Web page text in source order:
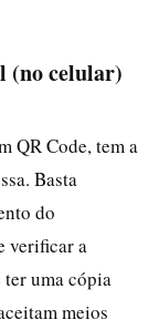
(no celular)
QR Code, tem a
Basta
do
verificar a
uma cópia
meios